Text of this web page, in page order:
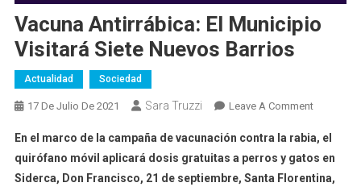
Vacuna Antirrábica: El Municipio
Visitará Siete Nuevos Barrios
Actualidad Sociedad
17 De Julio De 2021 Sara Truzzi Leave A CommentOn
El
Municipio
En el marco de la campaña de vacunación contra la rabia, el
quirófano móvil aplicará dosis gratuitas a perros y gatos en
Siderca, Don Francisco, 21 de septiembre, Santa Florentina,